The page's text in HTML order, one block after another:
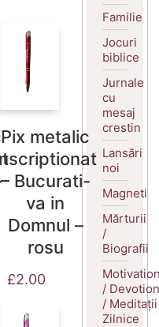
Pix metalic
– Bucurati-
va in
Domnul –
rosu
£2.00
Familie
Jocuri
biblice
Jurnale
cu
mesaj
crestin
Lansări
noi
Magneti
Mărturii
/
Biografii
/
/ Meditații
Zilnice